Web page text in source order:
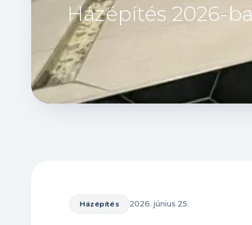
Házépítés 2026-
Házépítés 2026. június 25.